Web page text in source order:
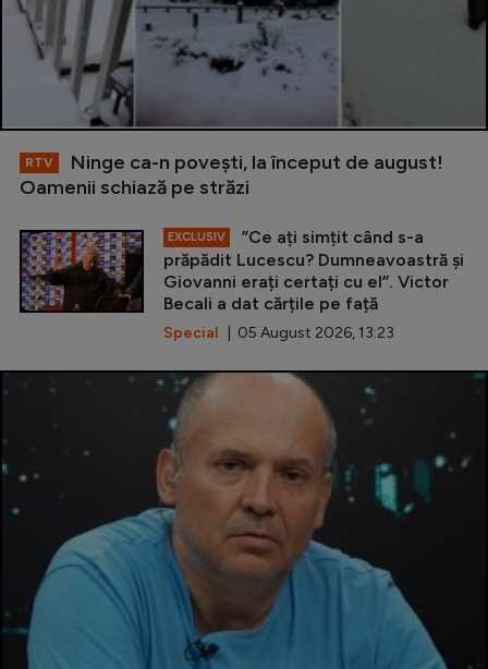
RTV
Ninge ca-n povești, la început de august!
Oamenii schiază pe străzi
EXCLUSIV
”Ce ați simțit când s-a
prăpădit Lucescu? Dumneavoastră și
Giovanni erați certați cu el”. Victor
Becali a dat cărțile pe față
Special | 05 August 2026, 13:23